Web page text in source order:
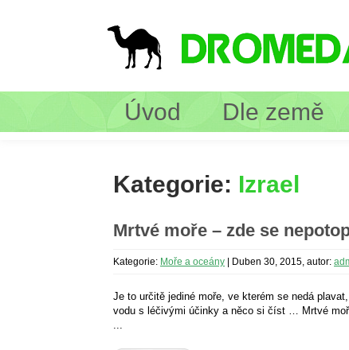
Úvod Dle země
Kategorie: Izrael
Mrtvé moře – zde se
Kategorie: Moře a oceány Duben 30, 2015, autor:
Je to určitě jediné moře, ve kterém se nedá
vodu s léčivými účinky a něco si číst … Mrtvé
...